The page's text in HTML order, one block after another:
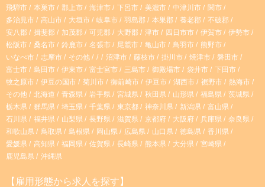
m
飛騨市
本巣市 郡上市 海津市 下呂市 美濃市 中津川市
関市
多治見市
高山市 大垣市 岐阜市 羽島郡 本巣郡 養老郡
不破郡
安八郡
揖斐郡 加茂郡 可児郡 大野郡 津市 四日市市 伊賀市
伊勢市
松阪市
桑名市 鈴鹿市 名張市 尾鷲市 亀山市 鳥羽市
熊野市
いなべ市
志摩市 その他 沼津市 藤枝市 掛川市 焼津市
磐田市
富士市
島田市 伊東市 富士宮市 三島市 御殿場市 袋井市
下田市
牧之原市
伊豆の国市 菊川市 御前崎市 伊豆市 湖西市 裾野市
熱海市
その他
北海道 青森県 岩手県 宮城県 秋田県 山形県 福島県
茨城県
栃木県
群馬県 埼玉県 千葉県 東京都 神奈川県 新潟県
富山県
石川県
福井県 山梨県 長野県 滋賀県 京都府 大阪府 兵庫県
奈良県
和歌山県
鳥取県 島根県 岡山県 広島県 山口県 徳島県
香川県
愛媛県
高知県 福岡県 佐賀県 長崎県 熊本県 大分県
宮崎県
鹿児島県
沖縄県
【雇用形態から求人を探す】